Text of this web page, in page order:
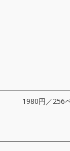
1980円／256